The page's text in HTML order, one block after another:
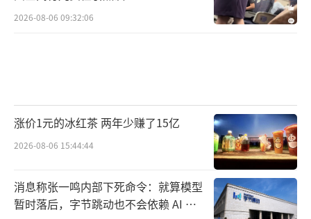
2026-08-06 09:32:06
涨价1元的冰红茶 两年少赚了15亿
2026-08-06 15:44:44
消息称张一鸣内部下死命令：就算模型
暂时落后，字节跳动也不会依赖 AI 蒸